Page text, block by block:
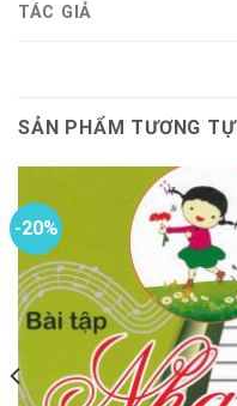
TÁC GIẢ
SẢN PHẨM TƯƠNG TỰ
-20%